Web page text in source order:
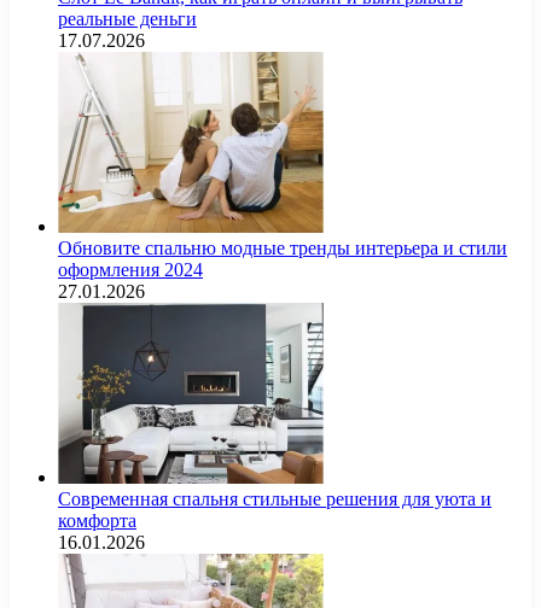
реальные деньги
17.07.2026
Обновите спальню модные тренды интерьера и стили
оформления 2024
27.01.2026
Современная спальня стильные решения для уюта и
комфорта
16.01.2026